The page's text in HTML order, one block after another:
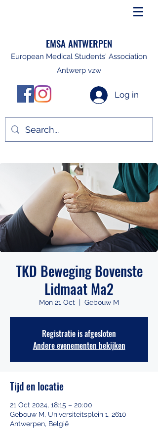
EMSA ANTWERPEN
European Medical Students' Association
Antwerp vzw
Log in
TKD Beweging Bovenste
Lidmaat Ma2
Mon 21 Oct
  |
Gebouw M
Registratie is afgesloten
Andere evenementen bekijken
Tijd en locatie
21 Oct 2024, 18:15 – 20:00
Gebouw M, Universiteitsplein 1, 2610
Antwerpen, België